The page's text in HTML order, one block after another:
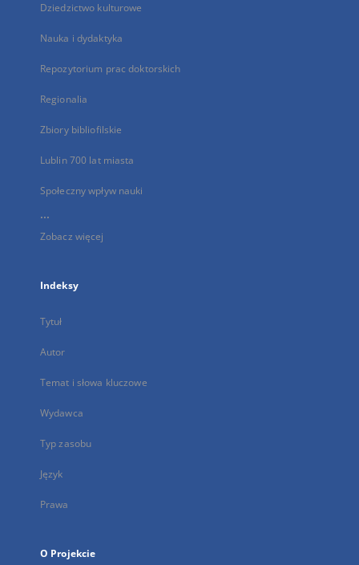
Dziedzictwo kulturowe
Nauka i dydaktyka
Repozytorium prac doktorskich
Regionalia
Zbiory bibliofilskie
Lublin 700 lat miasta
Społeczny wpływ nauki
...
Zobacz więcej
Indeksy
Tytuł
Autor
Temat i słowa kluczowe
Wydawca
Typ zasobu
Język
Prawa
O Projekcie